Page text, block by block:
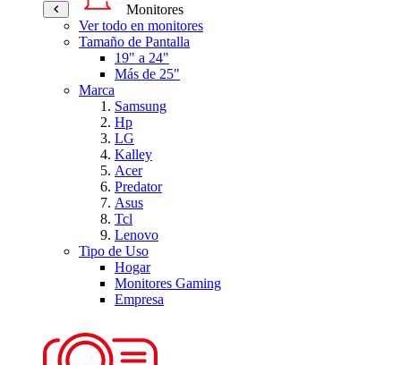
Monitores
Ver todo en monitores
Tamaño de Pantalla
19" a 24"
Más de 25"
Marca
Samsung
Hp
LG
Kalley
Acer
Predator
Asus
Tcl
Lenovo
Tipo de Uso
Hogar
Monitores Gaming
Empresa